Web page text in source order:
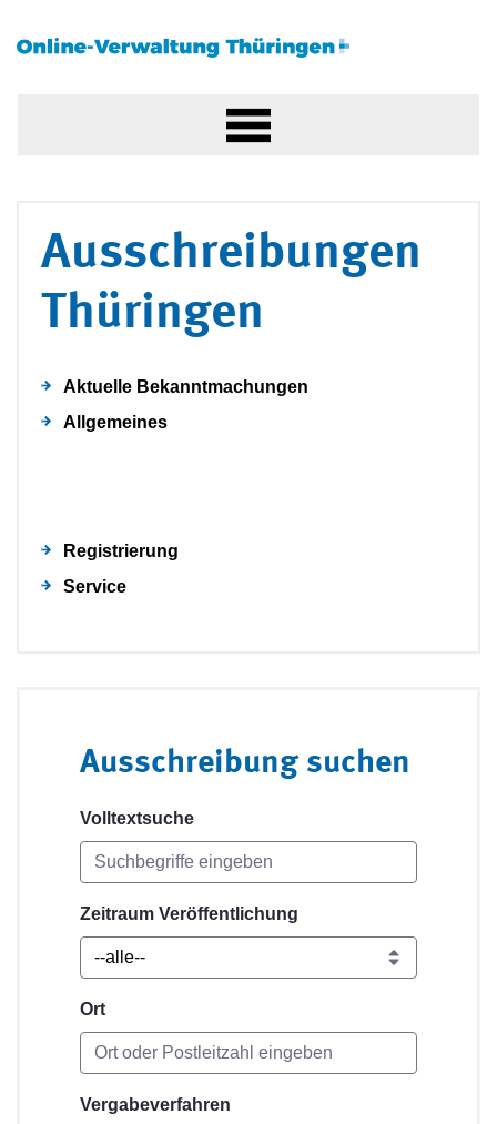
Ausschreibungen
Thüringen
Aktuelle Bekanntmachungen
Allgemeines
Registrierung
Service
Ausschreibung suchen
Volltextsuche
Zeitraum Veröffentlichung
Ort
Vergabeverfahren